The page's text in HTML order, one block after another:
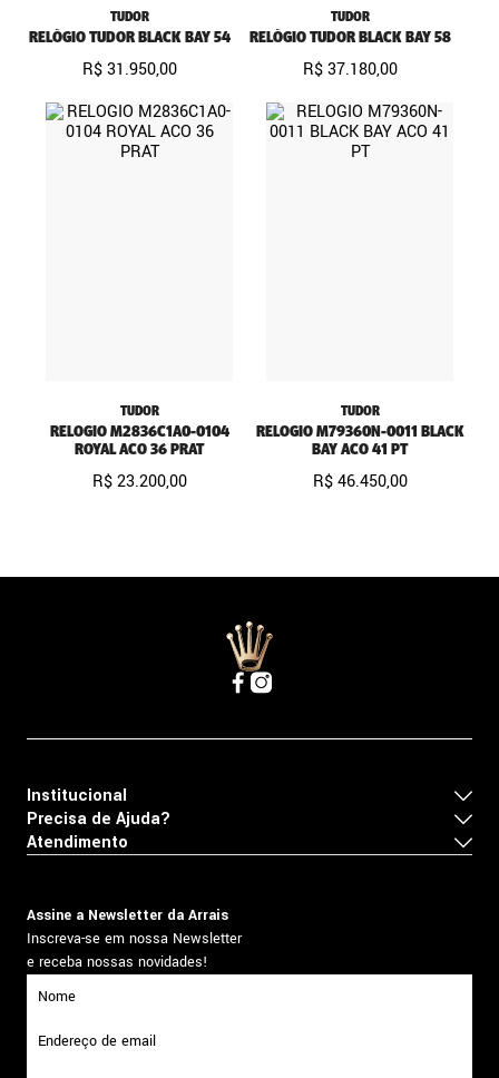
TUDOR
RELÓGIO TUDOR BLACK BAY 54
R$31.950,00
TUDOR
RELÓGIO TUDOR BLACK BAY 58
R$37.180,00
TUDOR
RELOGIO M2836C1A0-0104
ROYAL ACO 36 PRAT
R$ 23.200,00
TUDOR
RELOGIO M79360N-0011 BLACK
BAY ACO 41 PT
R$ 46.450,00
Institucional
Precisa de Ajuda?
Atendimento
Assine a Newsletter da Arrais
Inscreva-se em nossa Newsletter
e receba nossas novidades!